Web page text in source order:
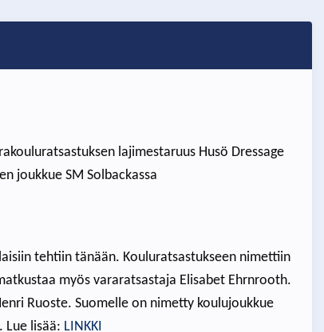
lajimestaruus Husö Dressage
joukkue SM Solbackassa
tehtiin tänään. Kouluratsastukseen nimettiin
myös vararatsastaja Elisabet Ehrnrooth.
Ruoste. Suomelle on nimetty koulujoukkue
Lue lisää: LINKKI